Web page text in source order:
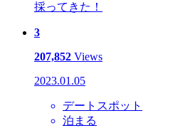
採ってきた！
3
207,852 Views
2023.01.05
デートスポット
泊まる